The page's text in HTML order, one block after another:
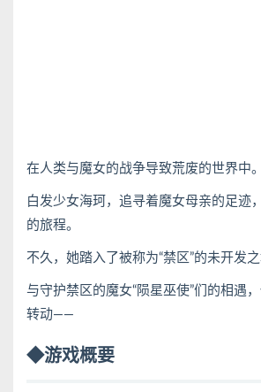
在人类与魔女的战争导致荒废的世界中。
白发少女海珂，追寻着魔女母亲的足迹
的旅程。
不久，她踏入了被称为“禁区”的未开发之
与守护禁区的魔女“陨星巫使”们的相遇
转动——
◆游戏概要